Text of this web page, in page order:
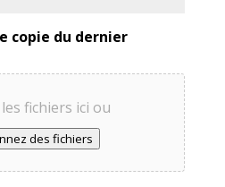
copie du dernier
fichiers ici ou
des fichiers